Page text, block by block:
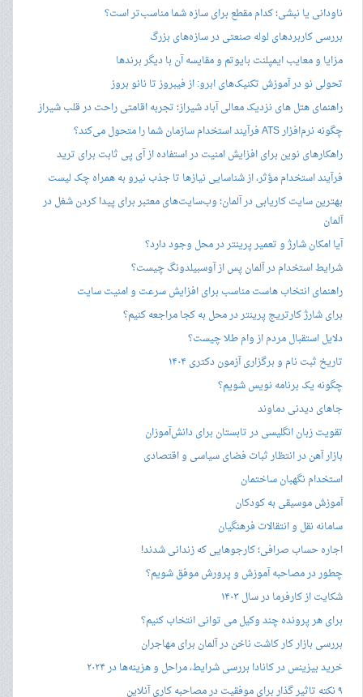
ناودانی یا نبشی؛ کدام مقطع برای سازه شما مناسب‌تر است؟
بررسی کاربردهای لوله صنعتی در سازه‌های بزرگ
مزایا و معایب ایمپلنت بایوتم و مقایسه آن با دیگر برندها
تحولی نو در آموزش تکنیک‌های ابرو: از فیبروز تا نانو بروز
راهنمای هتل های نزدیک معالی آباد شیراز؛ تجربه اقامتی راحت در قلب شیراز
چگونه نرم‌افزار ATS فرآیند استخدام سازمان شما را متحول می‌کند؟
راهکارهای نوین برای افزایش امنیت در استفاده از آی پی ثابت برای ترید
فرآیند استخدام مؤثر، از شناسایی نیازها تا جذب نیرو به همراه چک لیست
بهترین سایت کاریابی در آلمان؛ وب‌سایت‌های معتبر برای پیدا کردن شغل در
آلمان
آیا امکان شارژ و تعمیر پرینتر در محل وجود دارد؟
شرایط استخدام در آلمان پس از آوسبیلدونگ چیست؟
راهنمای انتخاب هاست مناسب برای افزایش سرعت و امنیت سایت
برای شارژ کارتریج پرینتر در محل به کجا مراجعه کنیم؟
دلایل استقبال مردم از وام طلا چیست؟
تاریخ ثبت نام و برگزاری آزمون دکتری ۱۴۰۴
چگونه یک برنامه نویس شویم؟
جاهای دیدنی دماوند
تقویت زبان انگلیسی در تابستان برای دانش‌آموزان
بازار آهن در انتظار ثبات فضای سیاسی و اقتصادی
استخدام نگهبان ساختمان
آموزش موسیقی به کودکان
سامانه نقل و انتقالات فرهنگیان
اجاره حساب صرافی؛ کارجوهایی که زندانی شدند!
چطور در مصاحبه‌ آموزش و پرورش موفق شویم؟
شکایت از کارفرما در سال ۱۴۰۳
برای هر پرونده چند وکیل می توانی انتخاب کنیم؟
بررسی بازار کار کاشت ناخن در آلمان برای مهاجران
خرید بیزینس در کانادا بررسی شرایط، مراحل و هزینه‌ها در ۲۰۲۴
۹ نکته تاثیر گذار برای موفقیت در مصاحبه کاری آنلاین